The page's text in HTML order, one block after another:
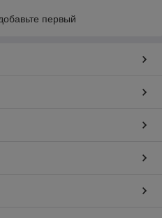
первый